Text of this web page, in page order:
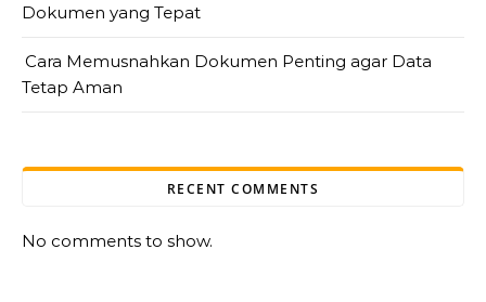
Dokumen yang Tepat
Cara Memusnahkan Dokumen Penting agar Data
Tetap Aman
RECENT COMMENTS
No comments to show.